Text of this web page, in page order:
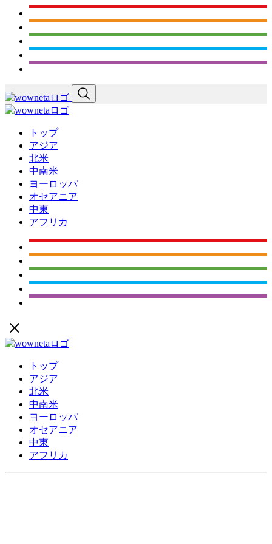
トップ
アジア
北米
中南米
ヨーロッパ
オセアニア
中東
アフリカ
トップ
アジア
北米
中南米
ヨーロッパ
オセアニア
中東
アフリカ